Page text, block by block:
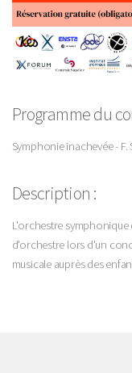
Programme du
Symphonie inachevée - F.
Description :
L'orchestre symphonique
d'orchestre lors d'un
musicale auprès des